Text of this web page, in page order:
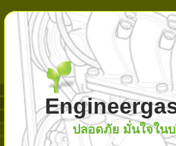
ปลอดภัย มั่นใจใน